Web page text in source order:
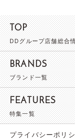
TOP
DDグループ店舗総合
BRANDS
ブランド一覧
FEATURES
特集一覧
プライバシーポリ